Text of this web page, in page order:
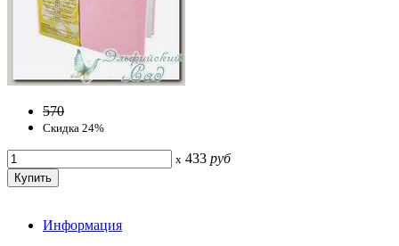
570
Скидка 24%
x 433 руб
Информация